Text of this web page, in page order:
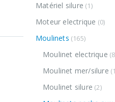
Matériel silure (1)
Moteur electrique (0)
Moulinets (165)
Moulinet electrique
Moulinet mer/silure
Moulinet silure (2)